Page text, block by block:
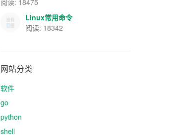
Linux常用命令
阅读: 18342
网站分类
软件
go
python
shell